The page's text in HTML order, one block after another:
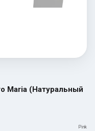
Maria (Натуральный
Pink